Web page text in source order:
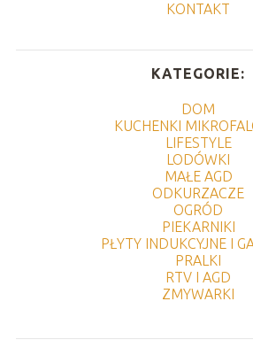
KONTAKT
KATEGORIE:
DOM
KUCHENKI
LIFESTYLE
LODÓWKI
MAŁE AGD
ODKURZACZE
OGRÓD
PIEKARNIKI
PŁYTY INDUKCYJNE I
PRALKI
RTV I AGD
ZMYWARKI